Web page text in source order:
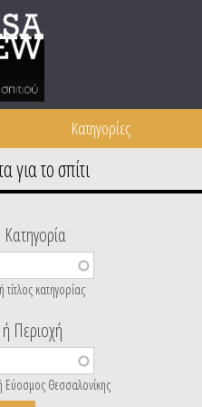
κατηγορίας
Περιοχή
Εύοσμος Θεσσαλονίκης